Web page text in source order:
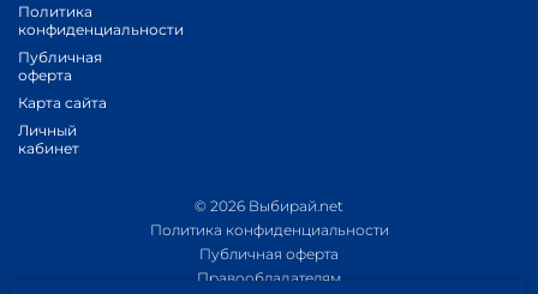
Политика
конфиденциальности
Публичная
оферта
Карта сайта
Личный
кабинет
© 2026 Выбирай.net
Политика конфиденциальности
Публичная оферта
Правообладателям